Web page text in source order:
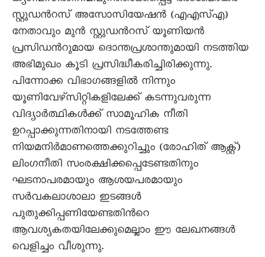
സ്റ്റുഡന്‍റസ് അസോസിയേഷന്‍ (എഎസ്എ)
നേതാവും മുന്‍ സ്റ്റുഡന്‍റസ് യൂണിയന്‍
പ്രസിഡന്‍റുമായ ദൊന്തപ്രശാന്തുമായി നടത്തിയ
അഭിമുഖം കൂടി പ്രസിദ്ധീകരിച്ചിരിക്കുന്നു.
പിന്നോക്ക വിഭാഗങ്ങളില്‍ നിന്നും
യൂണിവേഴ്സിറ്റികളിലേക്ക് കടന്നുവരുന്ന
വിദ്യാര്‍ത്ഥികള്‍ക്ക് സാമൂഹിക നീതി
ഉറപ്പാക്കുന്നതിനായി നടത്തേണ്ട
നിയമനിര്‍മാണത്തെക്കുറിച്ചും (രോഹിത് ആക്റ്റ്)
ലിംഗനീതി സംരക്ഷിക്കപ്പെടേണ്ടതിനും
ഘടനാപരമായും ആശയപരമായും
സര്‍വകലാശാലാ ഇടങ്ങള്‍
പുതുക്കിപ്പണിയേണ്ടതിന്‍റെ
ആവശ്യകതയിലേക്കുമെല്ലാം ഈ ലേഖനങ്ങള്‍
വെളിച്ചം വീശുന്നു.